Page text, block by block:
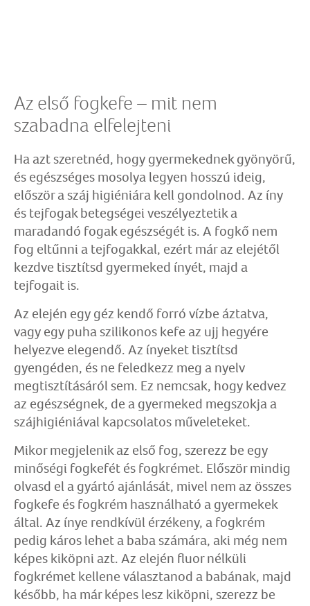
Az első fogkefe – mit nem
szabadna elfelejteni
Ha azt szeretnéd, hogy gyermekednek gyönyörű,
és egészséges mosolya legyen hosszú ideig,
először a száj higiéniára kell gondolnod. Az íny
és tejfogak betegségei veszélyeztetik a
maradandó fogak egészségét is. A fogkő nem
fog eltűnni a tejfogakkal, ezért már az elejétől
kezdve tisztítsd gyermeked ínyét, majd a
tejfogait is.
Az elején egy géz kendő forró vízbe áztatva,
vagy egy puha szilikonos kefe az ujj hegyére
helyezve elegendő. Az ínyeket tisztítsd
gyengéden, és ne feledkezz meg a nyelv
megtisztításáról sem. Ez nemcsak, hogy kedvez
az egészségnek, de a gyermeked megszokja a
szájhigiéniával kapcsolatos műveleteket.
Mikor megjelenik az első fog, szerezz be egy
minőségi fogkefét és fogkrémet. Először mindig
olvasd el a gyártó ajánlását, mivel nem az összes
fogkefe és fogkrém használható a gyermekek
által. Az ínye rendkívül érzékeny, a fogkrém
pedig káros lehet a baba számára, aki még nem
képes kiköpni azt. Az elején fluor nélküli
fogkrémet kellene választanod a babának, majd
később, ha már képes lesz kiköpni, szerezz be